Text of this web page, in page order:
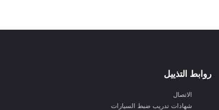
روابط التذييل
الاتصال
شهادات تدريب ضبط السيارات